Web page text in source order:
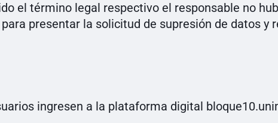
el término legal respectivo el responsable no
presentar la solicitud de supresión de datos y
ingresen a la plataforma digital